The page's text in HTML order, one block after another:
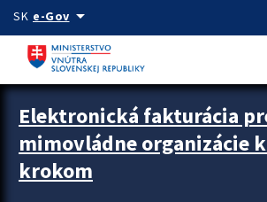
Preskocit na hlavný obsah
SK e-Govarrow_drop_down
Zastavit automatický posun upútavok
Elektronická fakturácia
mimovládne organizácie
krokom